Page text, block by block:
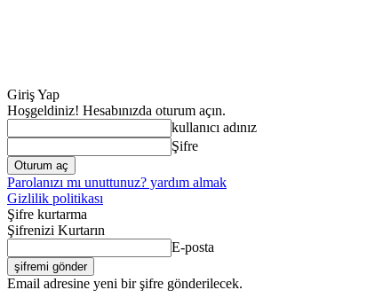
Giriş Yap
Hoşgeldiniz! Hesabınızda oturum açın.
kullanıcı adınız
Şifre
Parolanızı mı unuttunuz? yardım almak
Gizlilik politikası
Şifre kurtarma
Şifrenizi Kurtarın
E-posta
Email adresine yeni bir şifre gönderilecek.